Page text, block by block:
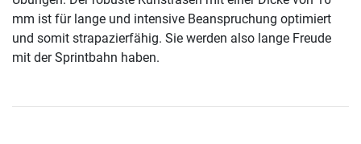
mm ist für lange und intensive Beanspruchung optimiert
und somit strapazierfähig. Sie werden also lange Freude
mit der Sprintbahn haben.